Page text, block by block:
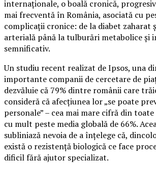
internaționale, o boală cronică,
mai frecventă în România, asociată cu
complicații cronice: de la diabet zaharat
arterială până la tulburări metabolice și
semnificativ.
Un studiu recent realizat de Ipsos, una
importante companii de cercetare de
dezvăluie că 79% dintre românii care
consideră că afecțiunea lor „se poate
personale” – cea mai mare cifră din
cu mult peste media globală de 66%.
subliniază nevoia de a înțelege că,
există o rezistență biologică ce face
dificil fără ajutor specializat.